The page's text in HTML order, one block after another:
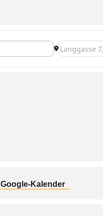
Zieladresse
Google-Kalender